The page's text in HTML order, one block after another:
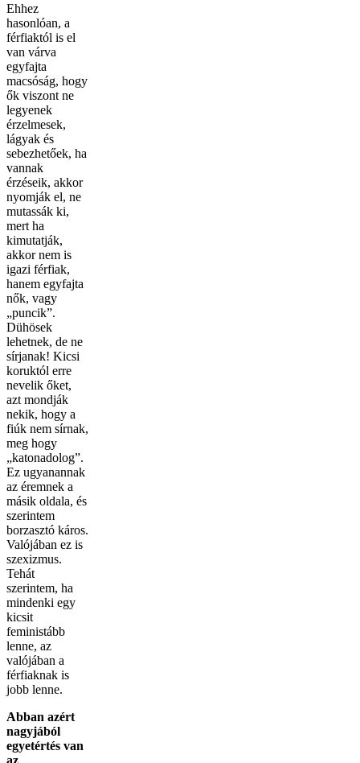
Ehhez
hasonlóan, a
férfiaktól is el
van várva
egyfajta
macsóság, hogy
ők viszont ne
legyenek
érzelmesek,
lágyak és
sebezhetőek, ha
vannak
érzéseik, akkor
nyomják el, ne
mutassák ki,
mert ha
kimutatják,
akkor nem is
igazi férfiak,
hanem egyfajta
nők, vagy
„puncik”.
Dühösek
lehetnek, de ne
sírjanak! Kicsi
koruktól erre
nevelik őket,
azt mondják
nekik, hogy a
fiúk nem sírnak,
meg hogy
„katonadolog”.
Ez ugyanannak
az éremnek a
másik oldala, és
szerintem
borzasztó káros.
Valójában ez is
szexizmus.
Tehát
szerintem, ha
mindenki egy
kicsit
feministább
lenne, az
valójában a
férfiaknak is
jobb lenne.
Abban azért
nagyjából
egyetértés van
az